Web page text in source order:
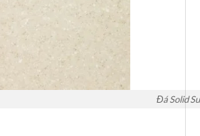
Đá Solid